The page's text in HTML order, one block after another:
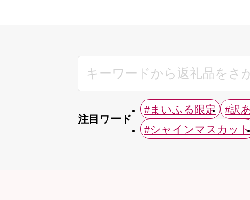
注目ワード
#まいふる限定 #訳
#シャインマスカット